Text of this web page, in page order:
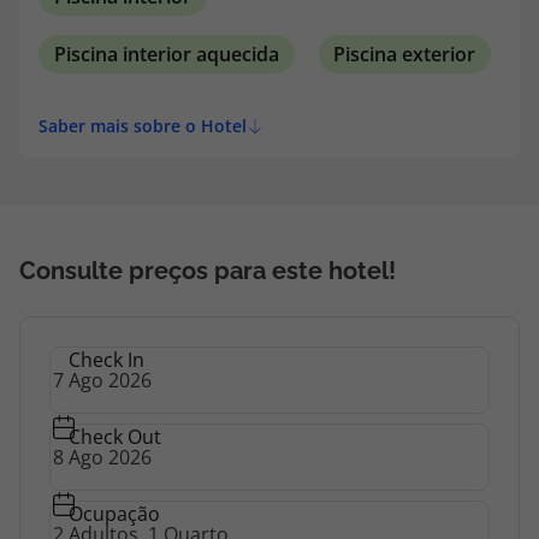
Piscina interior aquecida Piscina exterior
Saber mais sobre o Hotel
Consulte preços para este hotel!
Check In
Check Out
Ocupação